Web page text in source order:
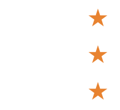
★
★
★